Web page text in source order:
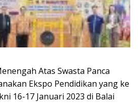
Atas Swasta Panca
Ekspo Pendidikan yang ke
16-17 Januari 2023 di Balai